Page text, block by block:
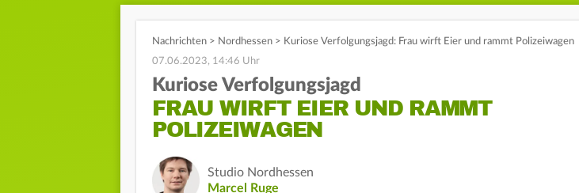
Nachrichten > Nordhessen > Kuriose Verfolgungsjagd: Frau wirft Eier und rammt Polizeiwagen
07.06.2023, 14:46 Uhr
Kuriose Verfolgungsjagd
FRAU WIRFT EIER UND RAMMT
POLIZEIWAGEN
Studio Nordhessen
Marcel Ruge